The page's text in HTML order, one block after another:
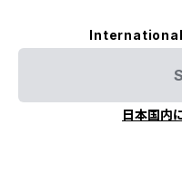
日本国内